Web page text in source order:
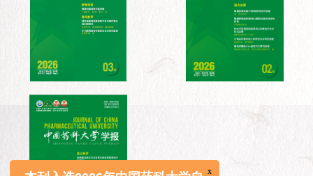
本刊入选2026年中国药科大学自